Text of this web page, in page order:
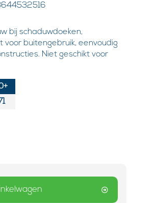
bij schaduwdoeken,
voor buitengebruik, eenvoudig
Niet geschikt voor